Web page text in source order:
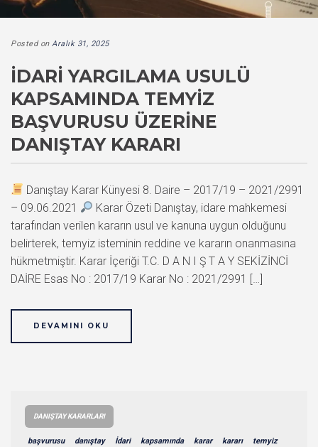
Posted on Aralık 31, 2025
İDARI YARGILAMA USULÜ
KAPSAMINDA TEMYIZ
BAŞVURUSU ÜZERINE
DANIŞTAY KARARI
Danıştay Karar Künyesi 8. Daire – 2017/19 – 2021/2991
– 09.06.2021
Karar Özeti Danıştay, idare mahkemesi
tarafından verilen kararın usul ve kanuna uygun olduğunu
belirterek, temyiz isteminin reddine ve kararın onanmasına
hükmetmiştir. Karar İçeriği T.C. D A N I Ş T A Y SEKİZİNCİ
DAİRE Esas No : 2017/19 Karar No : 2021/2991 […]
DEVAMINI OKU
DANIŞTAY KARARLARI
başvurusu danıştay İdari kapsamında karar kararı temyiz